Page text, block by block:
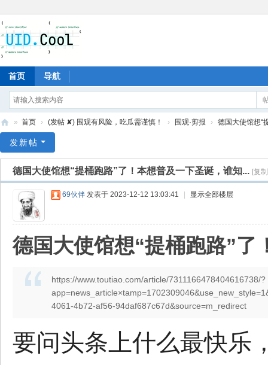
首页 导航
爱
» 首页 › (发帖 ✘) 围观有风险，吃瓜需谨慎！ › 围观·剪报 › 德国大使馆想“
发新帖
德国大使馆想“提桶跑路”了！本想普及一下圣诞，谁知... [复
69伙伴 发表于 2023-12-12 13:03:41 显示全部楼层
德国大使馆想“提桶跑路”
https://www.toutiao.com/article/7311166478404616738/?
4061-4b72-af56-94daf687c67d&source=m_redirect
要问头条上什么最快乐